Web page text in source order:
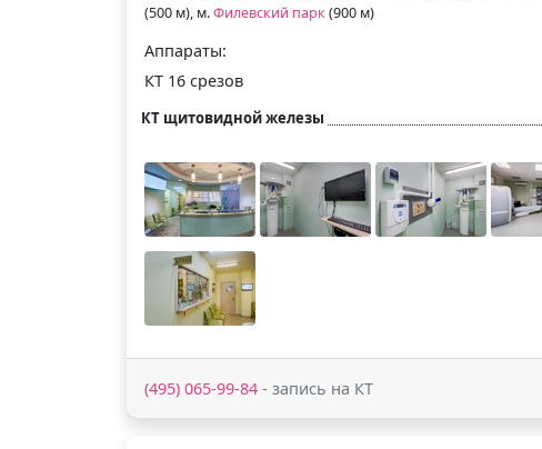
(500 м), м.Филевский парк(900 м)
Аппараты:
КТ 16 срезов
КТ щитовидной железы
(495) 065-99-84 - запись на КТ